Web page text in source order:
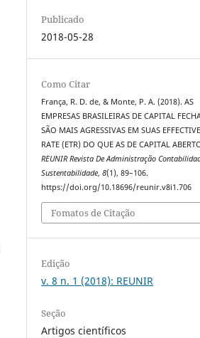
Publicado
2018-05-28
Como Citar
França, R. D. de, & Monte, P. A. (2018). AS
EMPRESAS BRASILEIRAS DE CAPITAL
SÃO MAIS AGRESSIVAS EM SUAS
RATE (ETR) DO QUE AS DE CAPITAL
REUNIR Revista De Administração
Sustentabilidade,8(1), 89–106.
https://doi.org/10.18696/reunir.v8i1.706
Fomatos de Citação
Edição
v. 8 n. 1 (2018): REUNIR
Seção
Artigos científicos